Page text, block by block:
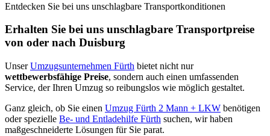
Entdecken Sie bei uns unschlagbare Transportkonditionen
Erhalten Sie bei uns unschlagbare Transportpreise
von oder nach Duisburg
UnserUmzugsunternehmen Fürth bietet nicht nur
wettbewerbsfähige Preise, sondern auch einen umfassenden
Service, der Ihren Umzug so reibungslos wie möglich gestaltet.
Ganz gleich, ob Sie einen Umzug Fürth 2 Mann + LKW benötigen
oder spezielle Be- und Entladehilfe Fürth suchen, wir haben
maßgeschneiderte Lösungen für Sie parat.